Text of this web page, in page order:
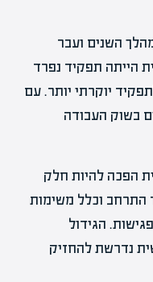
השנים ועבר
הייתה תפקיד נפרד
יוקרתי יותר. עם
בשוק העבודה
הפכה להיות חלק
התרחב וכלל משימות
הגידול
נדרשת להחזיק